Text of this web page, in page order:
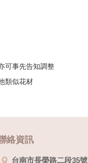
可事先告知調整
類似花材
絡資訊
台南市長榮路二段35號